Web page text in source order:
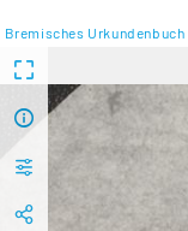
Bremisches Urkundenbuch